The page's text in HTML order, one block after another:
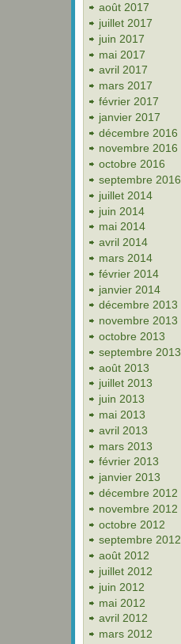
août 2017
juillet 2017
juin 2017
mai 2017
avril 2017
mars 2017
février 2017
janvier 2017
décembre 2016
novembre 2016
octobre 2016
septembre 2016
juillet 2014
juin 2014
mai 2014
avril 2014
mars 2014
février 2014
janvier 2014
décembre 2013
novembre 2013
octobre 2013
septembre 2013
août 2013
juillet 2013
juin 2013
mai 2013
avril 2013
mars 2013
février 2013
janvier 2013
décembre 2012
novembre 2012
octobre 2012
septembre 2012
août 2012
juillet 2012
juin 2012
mai 2012
avril 2012
mars 2012